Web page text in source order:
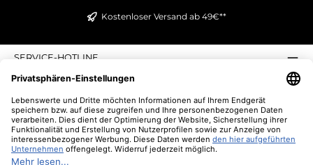
Kostenloser Versand ab 49€**
SERVICE-HOTLINE
INFORMATIONEN
ZAHLUNGS- UND VERSANDARTEN
ÜBER UNS
UNSERE VORTEILE